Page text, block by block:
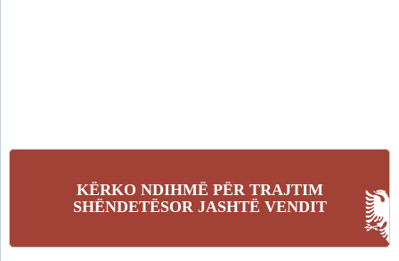
KËRKO NDIHMË PËR TRAJTIM
SHËNDETËSOR JASHTË VENDIT